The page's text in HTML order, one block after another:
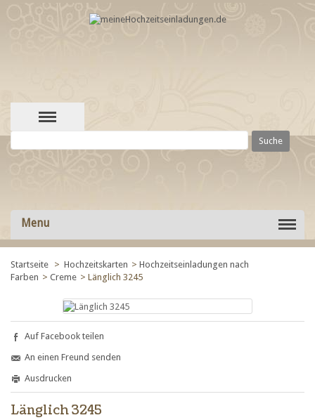
Menu
Startseite > Hochzeitskarten > Hochzeitseinladungen nach
Farben > Creme > Länglich 3245
Auf Facebook teilen
An einen Freund senden
Ausdrucken
Länglich 3245